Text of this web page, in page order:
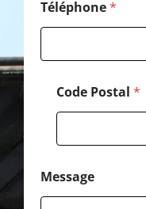
Téléphone*
Code Postal *
Message